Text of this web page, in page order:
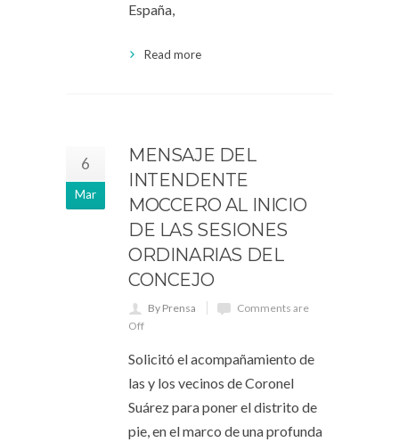
España,
Read more
6
Mar
MENSAJE DEL
INTENDENTE
MOCCERO AL INICIO
DE LAS SESIONES
ORDINARIAS DEL
CONCEJO
By Prensa
Comments are
Off
Solicitó el acompañamiento de
las y los vecinos de Coronel
Suárez para poner el distrito de
pie, en el marco de una profunda